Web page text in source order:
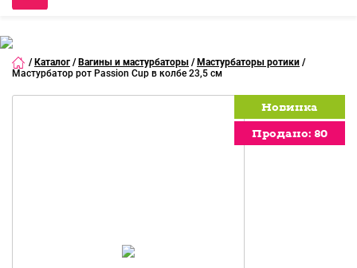
/ Каталог / Вагины и мастурбаторы / Мастурбаторы ротики /
Мастурбатор рот Passion Cup в колбе 23,5 см
Новинка
Продано: 80
Новинка
Продано: 80
Новинка
Продано: 80